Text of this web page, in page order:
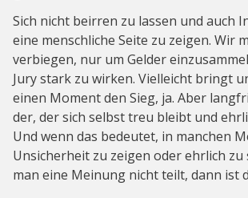
Sich nicht beirren zu lassen und auch
eine menschliche Seite zu zeigen. Wir
verbiegen, nur um Gelder
Jury stark zu wirken. Vielleicht bringt
einen Moment den Sieg, ja. Aber
der, der sich selbst treu bleibt und
Und wenn das bedeutet, in manchen
Unsicherheit zu zeigen oder ehrlich zu
man eine Meinung nicht teilt, dann ist